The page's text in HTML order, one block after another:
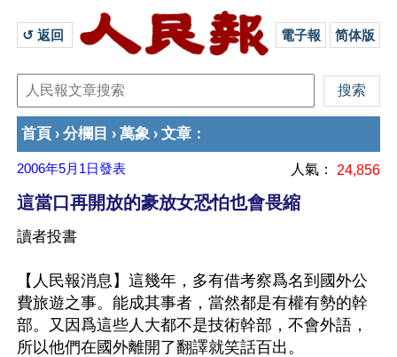
↺ 返回 電子報 简体版
首頁 › 分欄目 › 萬象 › 文章 ：
2006年5月1日發表 人氣： 24,856
這當口再開放的豪放女恐怕也會畏縮
讀者投書
【人民報消息】這幾年，多有借考察爲名到國外公
費旅遊之事。能成其事者，當然都是有權有勢的幹
部。又因爲這些人大都不是技術幹部，不會外語，
所以他們在國外離開了翻譯就笑話百出。